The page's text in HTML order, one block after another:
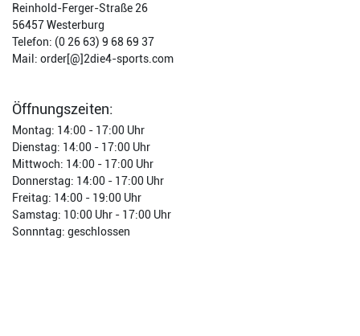
Reinhold-Ferger-Straße 26
56457 Westerburg
Telefon: (0 26 63) 9 68 69 37
Mail: order[@]2die4-sports.com
Öffnungszeiten:
Montag: 14:00 - 17:00 Uhr
Dienstag: 14:00 - 17:00 Uhr
Mittwoch: 14:00 - 17:00 Uhr
Donnerstag: 14:00 - 17:00 Uhr
Freitag: 14:00 - 19:00 Uhr
Samstag: 10:00 Uhr - 17:00 Uhr
Sonnntag: geschlossen